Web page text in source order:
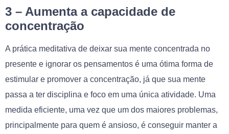
3 – Aumenta a capacidade de
concentração
A prática meditativa de deixar sua mente concentrada no
presente e ignorar os pensamentos é uma ótima forma de
estimular e promover a concentração, já que sua mente
passa a ter disciplina e foco em uma única atividade. Uma
medida eficiente, uma vez que um dos maiores problemas,
principalmente para quem é ansioso, é conseguir manter a